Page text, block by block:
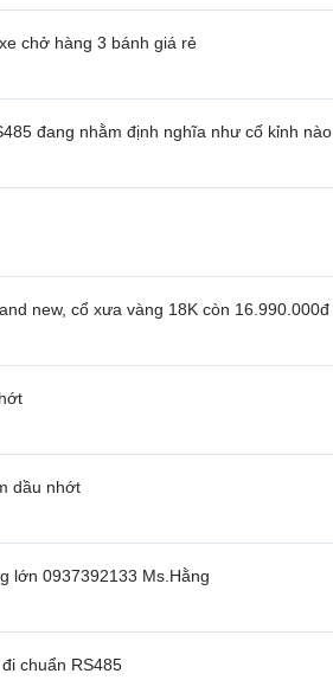
chở hàng 3 bánh giá rẻ
đang nhằm định nghĩa như cố kỉnh nào
new, cổ xưa vàng 18K còn 16.990.000đ
dầu nhớt
lớn 0937392133 Ms.Hằng
chuẩn RS485